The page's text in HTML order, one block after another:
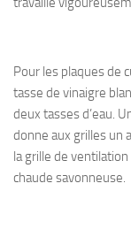
Pour les plaques de
tasse de vinaigre
deux tasses d’eau.
donne aux grilles un
la grille de
chaude savonneuse.